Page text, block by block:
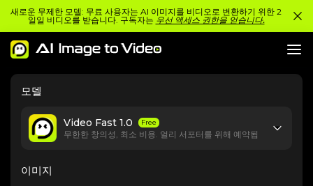
새로운 무제한 모델: 무료 사용자는 AI 이미지를 비디오로 변환하기 위한 2
일일 비디오를 받습니다. 구독자는 우선 액세스 권한을 얻습니다.
모델
Video Fast 1.0 Free
무한한 창의성, 최소 비용. 얼리 서포터를 위해 예약됨
이미지